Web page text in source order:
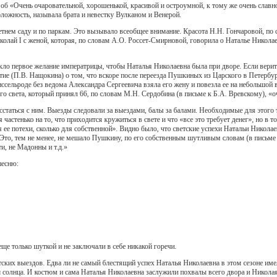
«Очень очаровательной, хорошенькой, красивой и остроумной, к тому же очень
называла брата и невестку Вулканом и Венерой.
саду и по паркам. Это вызывало всеобщее внимание. Красота Н.Н. Гончаровой,
I с женой, которая, по словам А.О. Россет-Смирновой, говорила о Наталье
первое желание императрицы, чтобы Наталья Николаевна была при дворе. Если
(П.В. Нащокина) о том, что вскоре после переезда Пушкиных из Царского в
без ведома Александра Сергеевича взяла его жену и повезла ее на
света, который принял 66, по словам М.Н. Сердобина (в письме к Б.А. Вревскому),
с ним. Выезды следовали за выездами, балы за балами. Необходимые для
на то, что приходится кружиться в свете и что «все это требует денег», но
потехи, сколько для собственной». Видно было, что светские успехи Натальи
тем не менее, не мешало Пушкину, по его собственным шутливым словам (в
не Мадонны и т.д.»
только шуткой и не заключали в себе никакой горечи.
выездов. Едва ли не самый блестящий успех Наталья Николаевна в этом сезоне
И костюм и сама Наталья Николаевна заслужили похвалы всего двора и